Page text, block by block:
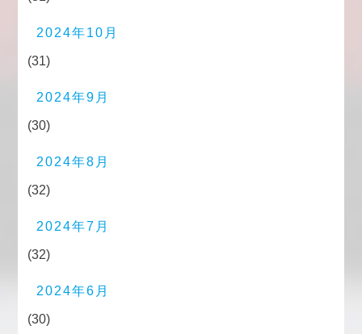
2024年10月
(31)
2024年9月
(30)
2024年8月
(32)
2024年7月
(32)
2024年6月
(30)